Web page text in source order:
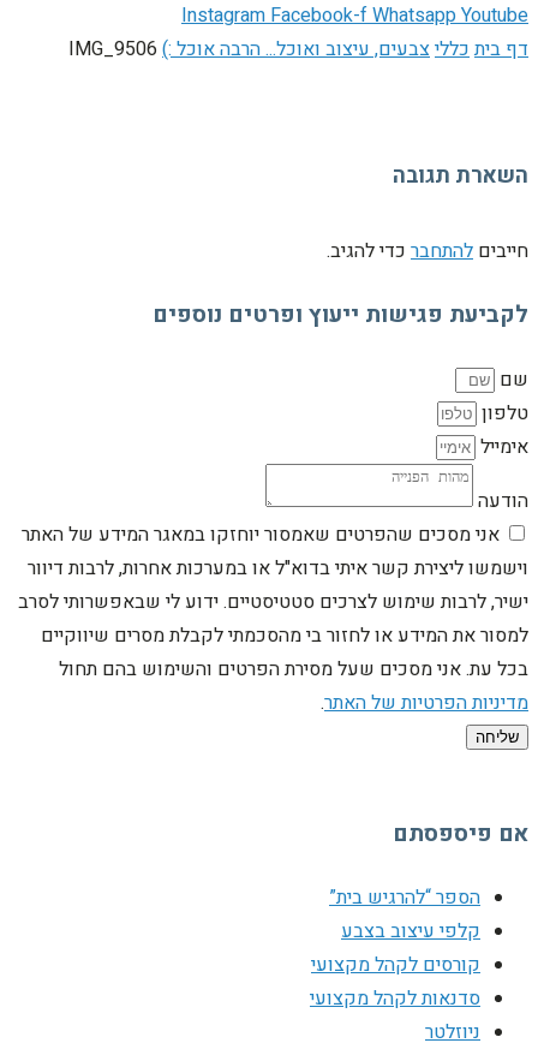
InstagramFacebook-fWhatsappYoutube
דף ביתכלליצבעים, עיצוב ואוכל... הרבה אוכל :) IMG_9506
השארת תגובה
חייבים להתחבר כדי להגיב.
לקביעת פגישות ייעוץ ופרטים נוספים
שם
טלפון
אימייל
הודעה
אני מסכים שהפרטים שאמסור יוחזקו במאגר המידע של האתר
וישמשו ליצירת קשר איתי בדוא"ל או במערכות אחרות, לרבות דיוור
ישיר, לרבות שימוש לצרכים סטטיסטיים. ידוע לי שבאפשרותי לסרב
למסור את המידע או לחזור בי מהסכמתי לקבלת מסרים שיווקיים
בכל עת. אני מסכים שעל מסירת הפרטים והשימוש בהם תחול
מדיניות הפרטיות של האתר.
שליחה
אם פיספסתם
הספר “להרגיש בית”
קלפי עיצוב בצבע
קורסים לקהל מקצועי
סדנאות לקהל מקצועי
ניוזלטר